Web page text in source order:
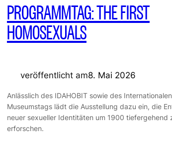
PROGRAMMTAG: THE FIRST
HOMOSEXUALS
veröffentlicht am8. Mai 2026
Anlässlich des IDAHOBIT sowie des Internationalen
Museumstags lädt die Ausstellung dazu ein, die
neuer sexueller Identitäten um 1900 tiefergehend
erforschen.